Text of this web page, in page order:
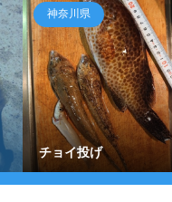
神奈川県
チョイ投げ